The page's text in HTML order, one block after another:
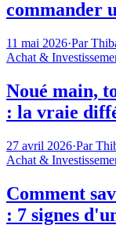
commander
11 mai 2026·Par
Achat &
Noué main,
: la vraie
27 avril 2026·Par
Achat &
Comment
: 7 signes